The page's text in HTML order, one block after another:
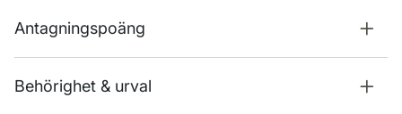
Antagningspoäng
Behörighet & urval